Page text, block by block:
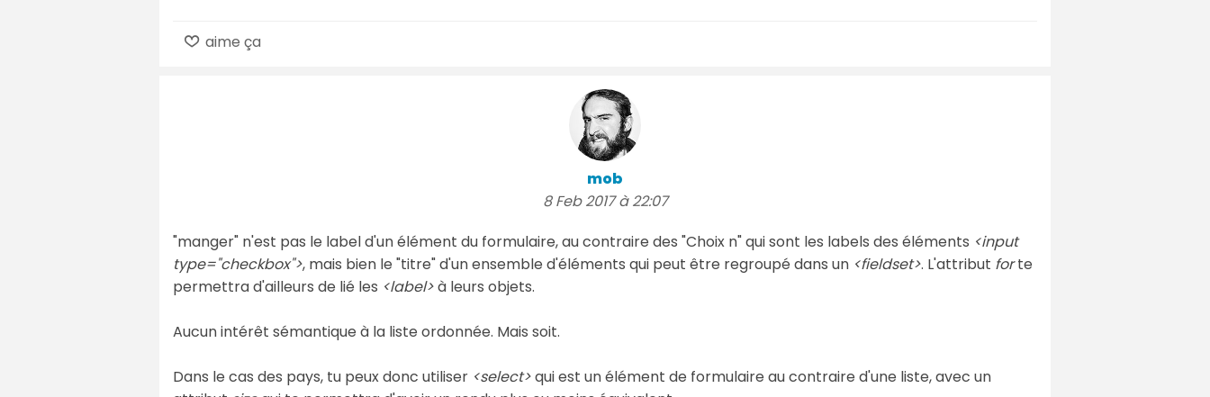
aime ça
mob
8 Feb 2017 à 22:07
"manger" n'est pas le label d'un élément du formulaire, au contraire des "Choix n" qui sont les labels des éléments <input
type="checkbox">, mais bien le "titre" d'un ensemble d'éléments qui peut être regroupé dans un <fieldset>. L'attribut forte
permettra d'ailleurs de lié les <label>à leurs objets.
Aucun intérêt sémantique à la liste ordonnée. Mais soit.
Dans le cas des pays, tu peux donc utiliser <select>qui est un élément de formulaire au contraire d'une liste, avec un